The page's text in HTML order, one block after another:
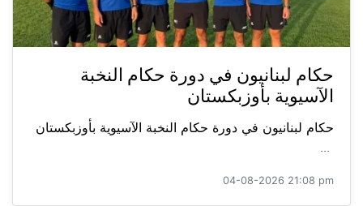
حكام لبنانيون في دورة حكام النخبة
الآسيوية بأوزبكستان
حكام لبنانيون في دورة حكام النخبة الآسيوية بأوزبكستان
...
04-08-2026 21:08 pm